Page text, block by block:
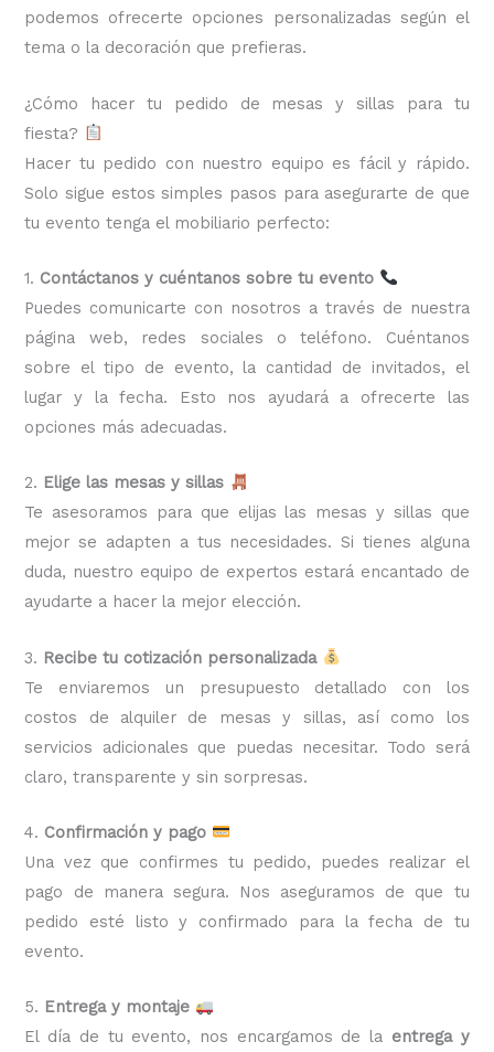
podemos ofrecerte opciones personalizadas según el
tema o la decoración que prefieras.
¿Cómo hacer tu pedido de mesas y sillas para tu
fiesta?
Hacer tu pedido con nuestro equipo es fácil y rápido.
Solo sigue estos simples pasos para asegurarte de que
tu evento tenga el mobiliario perfecto:
1. Contáctanos y cuéntanos sobre tu evento
Puedes comunicarte con nosotros a través de nuestra
página web, redes sociales o teléfono. Cuéntanos
sobre el tipo de evento, la cantidad de invitados, el
lugar y la fecha. Esto nos ayudará a ofrecerte las
opciones más adecuadas.
2. Elige las mesas y sillas
Te asesoramos para que elijas las mesas y sillas que
mejor se adapten a tus necesidades. Si tienes alguna
duda, nuestro equipo de expertos estará encantado de
ayudarte a hacer la mejor elección.
3. Recibe tu cotización personalizada
Te enviaremos un presupuesto detallado con los
costos de alquiler de mesas y sillas, así como los
servicios adicionales que puedas necesitar. Todo será
claro, transparente y sin sorpresas.
4. Confirmación y pago
Una vez que confirmes tu pedido, puedes realizar el
pago de manera segura. Nos aseguramos de que tu
pedido esté listo y confirmado para la fecha de tu
evento.
5. Entrega y montaje
El día de tu evento, nos encargamos de la entrega y